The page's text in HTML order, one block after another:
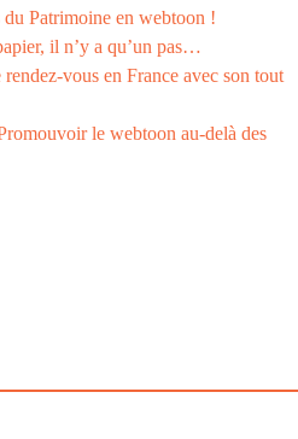
du Patrimoine en webtoon !
il n’y a qu’un pas…
vous en France avec son tout
le webtoon au-delà des